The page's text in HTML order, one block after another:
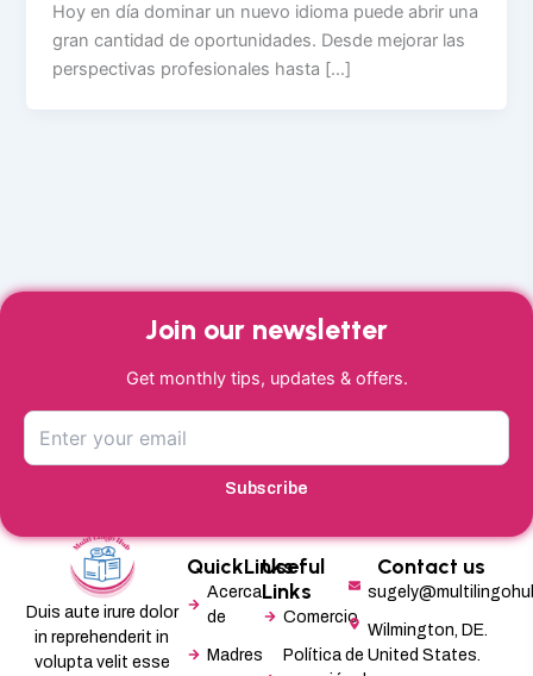
Hoy en día dominar un nuevo idioma puede abrir una
gran cantidad de oportunidades. Desde mejorar las
perspectivas profesionales hasta […]
Join our newsletter
Get monthly tips, updates & offers.
Subscribe
Duis aute irure dolor
in reprehenderit in
volupta velit esse
QuickLinks
Acerca
de
Madres
Useful
Links
Comercio
Política de
Contact us
Wilmington, DE.
United States.